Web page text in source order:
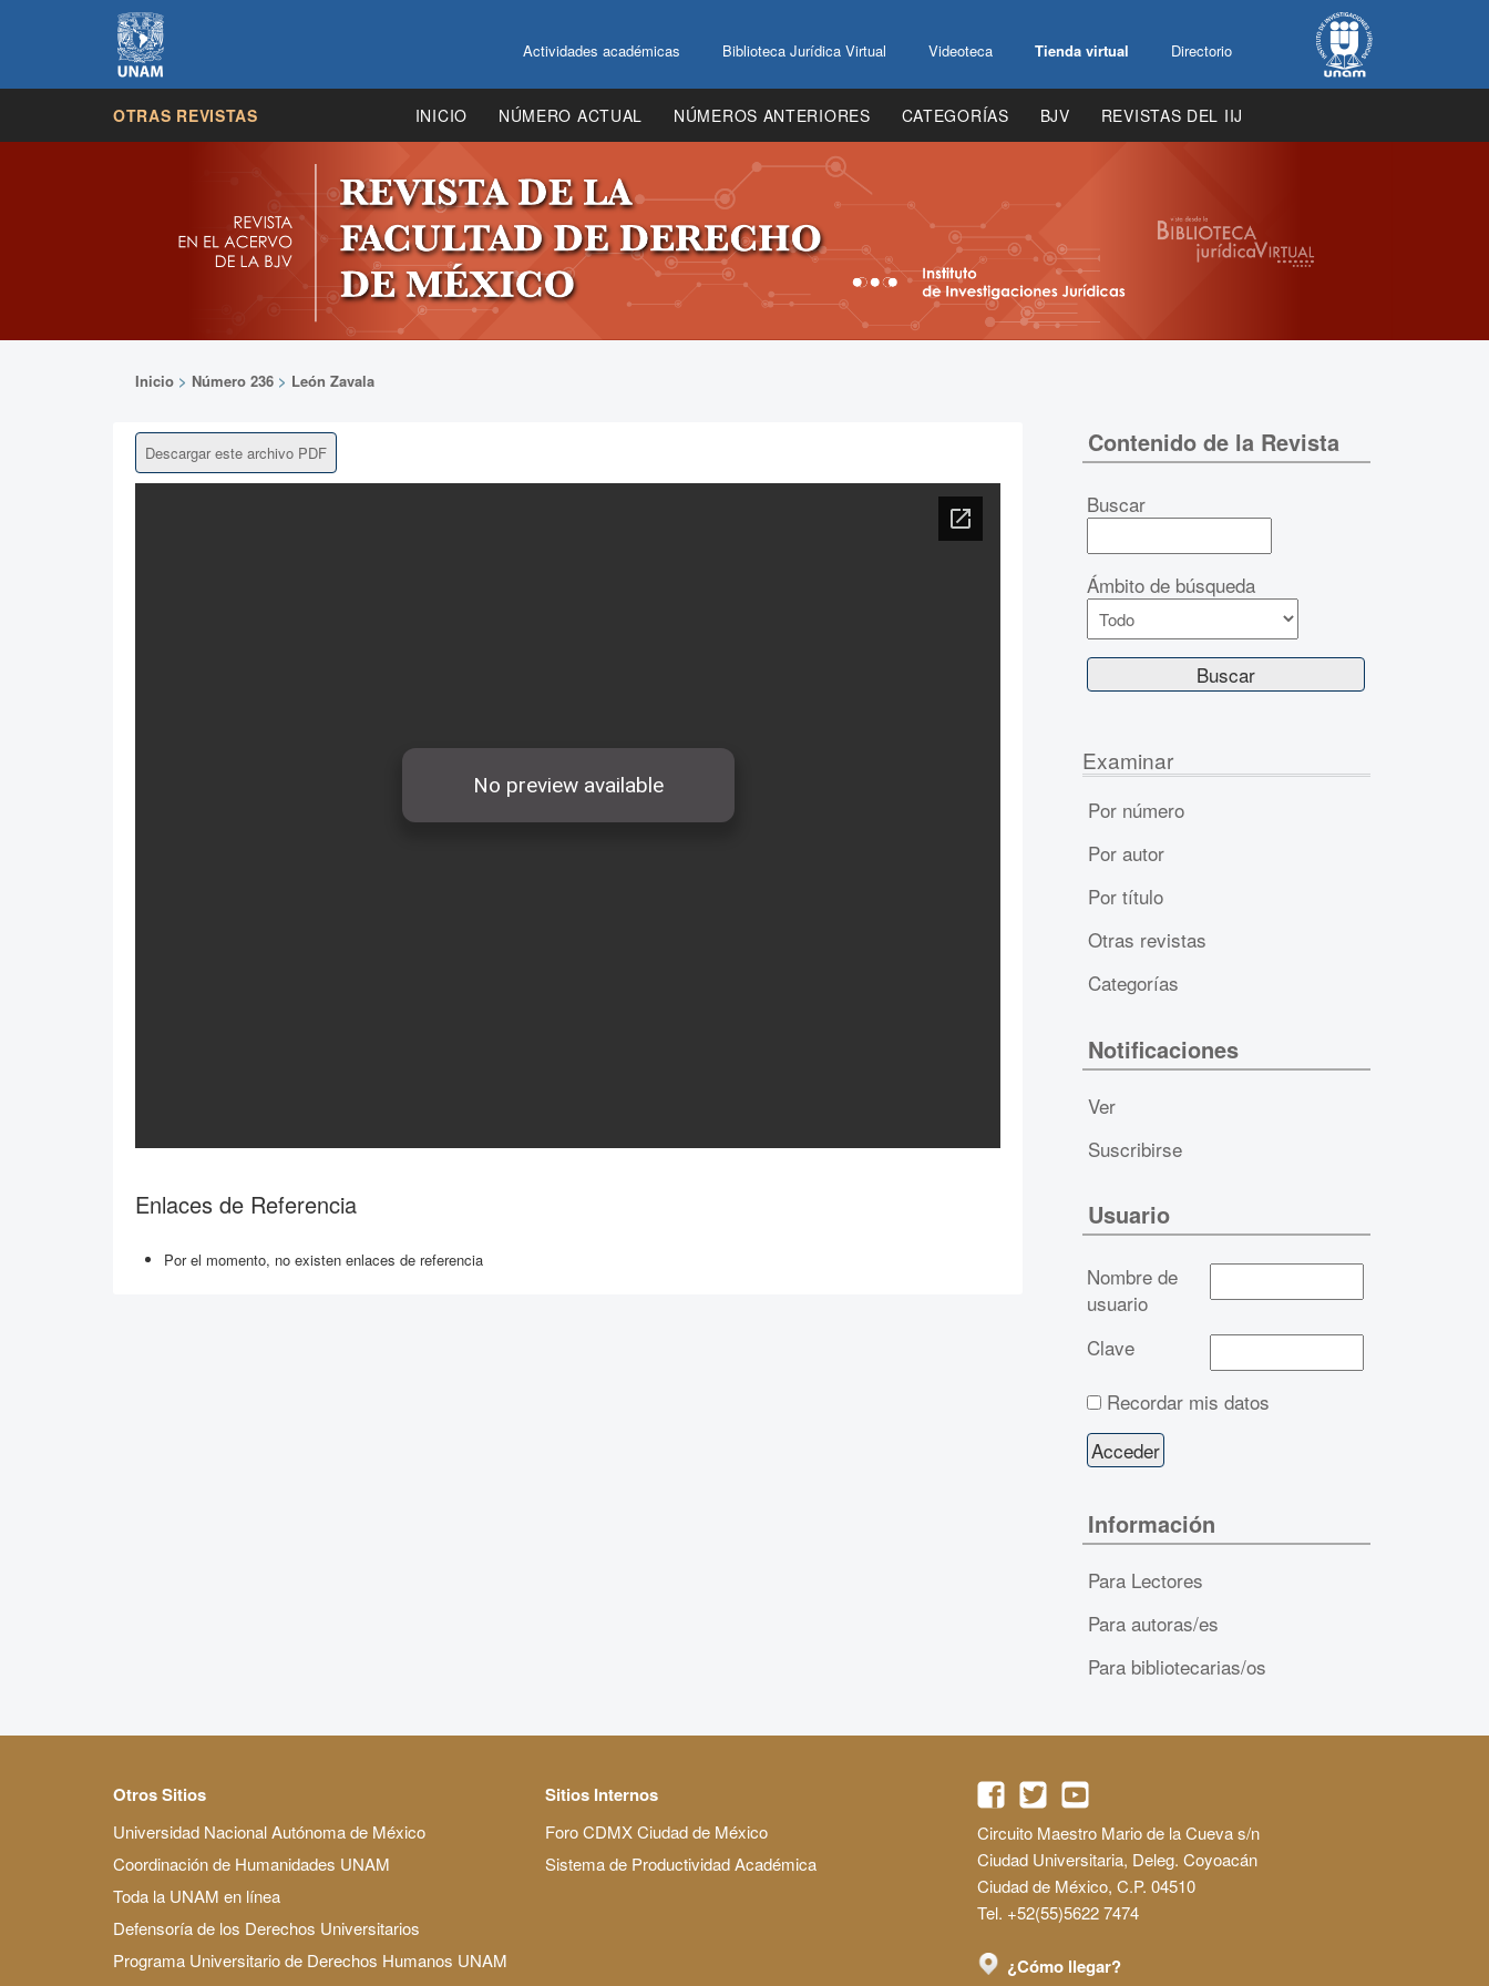
Actividades académicas Biblioteca Jurídica Virtual Videoteca Tienda virtual Directorio
OTRAS REVISTAS INICIO NÚMERO ACTUAL NÚMEROS ANTERIORES CATEGORÍAS BJV REVISTAS DEL IIJ
Inicio > Número 236 > León Zavala
Descargar este archivo PDF
Enlaces de Referencia
Por el momento, no existen enlaces de referencia
Contenido de la Revista
Buscar
Ámbito de búsqueda
Examinar
Por número
Por autor
Por título
Otras revistas
Categorías
Notificaciones
Ver
Suscribirse
Usuario
Nombre de
usuario
Clave
Recordar mis datos
Información
Para Lectores
Para autoras/es
Para bibliotecarias/os
Otros Sitios
Universidad Nacional Autónoma de México
Coordinación de Humanidades UNAM
Toda la UNAM en línea
Defensoría de los Derechos Universitarios
Programa Universitario de Derechos Humanos UNAM
Sitios Internos
Foro CDMX Ciudad de México
Sistema de Productividad Académica
Circuito Maestro Mario de la Cueva s/n
Ciudad Universitaria, Deleg. Coyoacán
Ciudad de México, C.P. 04510
Tel. +52(55)5622 7474
¿Cómo llegar?